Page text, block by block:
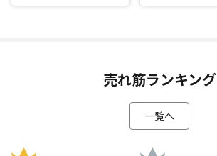
売れ筋ランキング
一覧へ